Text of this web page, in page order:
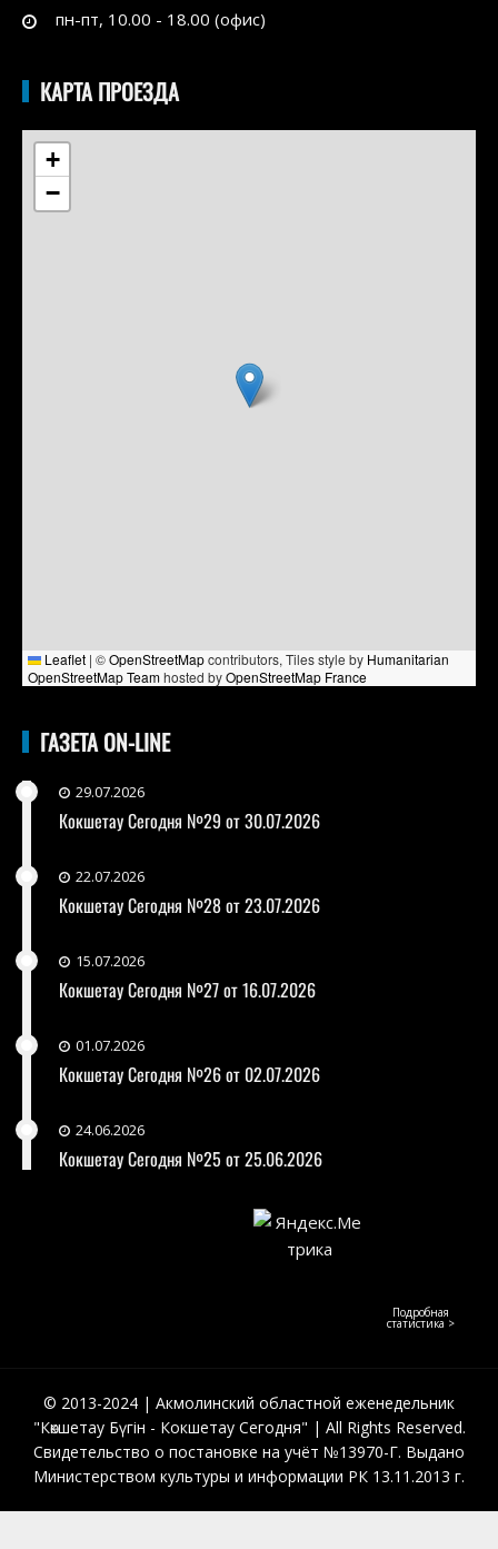
пн-пт, 10.00 - 18.00 (офис)
КАРТА ПРОЕЗДА
+
−
Leaflet | ©OpenStreetMapcontributors, Tiles style by Humanitarian
OpenStreetMap Teamhosted byOpenStreetMap France
ГАЗЕТА ON-LINE
29.07.2026
Кокшетау Сегодня №29 от 30.07.2026
22.07.2026
Кокшетау Сегодня №28 от 23.07.2026
15.07.2026
Кокшетау Сегодня №27 от 16.07.2026
01.07.2026
Кокшетау Сегодня №26 от 02.07.2026
24.06.2026
Кокшетау Сегодня №25 от 25.06.2026
Подробная
статистика >
© 2013-2024 | Акмолинский областной еженедельник
"Көкшетау Бүгін - Кокшетау Сегодня" | All Rights Reserved.
Свидетельство о постановке на учёт №13970-Г. Выдано
Министерством культуры и информации РК 13.11.2013 г.